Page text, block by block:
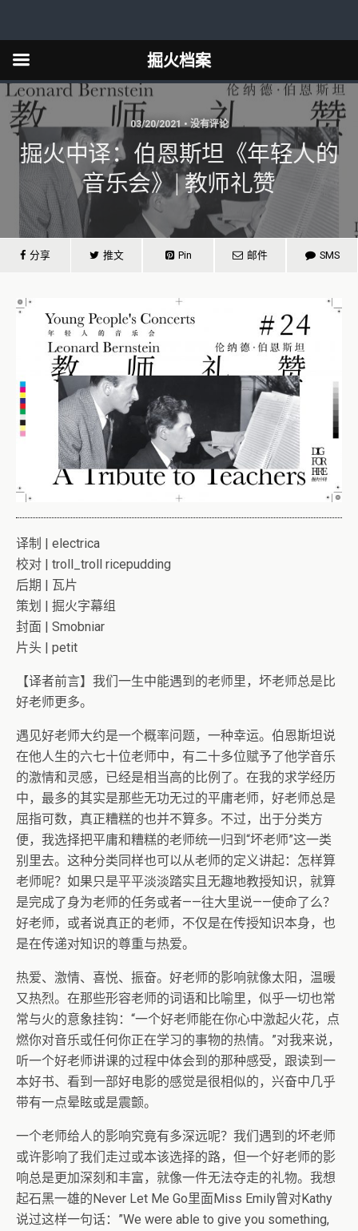
03/20/2021 • 没有评论
掘火中译：伯恩斯坦《年轻人的
音乐会》| 教师礼赞
分享 推文 Pin 邮件 SMS
译制 | electrica
校对 | troll_troll ricepudding
后期 | 瓦片
策划 | 掘火字幕组
封面 | Smobniar
片头 | petit
【译者前言】我们一生中能遇到的老师里，坏老师总是比
好老师更多。
遇见好老师大约是一个概率问题，一种幸运。伯恩斯坦说
在他人生的六七十位老师中，有二十多位赋予了他学音乐
的激情和灵感，已经是相当高的比例了。在我的求学经历
中，最多的其实是那些无功无过的平庸老师，好老师总是
屈指可数，真正糟糕的也并不算多。不过，出于分类方
便，我选择把平庸和糟糕的老师统一归到“坏老师”这一类
别里去。这种分类同样也可以从老师的定义讲起：怎样算
老师呢？如果只是平平淡淡踏实且无趣地教授知识，就算
是完成了身为老师的任务或者——往大里说——使命了么？
好老师，或者说真正的老师，不仅是在传授知识本身，也
是在传递对知识的尊重与热爱。
热爱、激情、喜悦、振奋。好老师的影响就像太阳，温暖
又热烈。在那些形容老师的词语和比喻里，似乎一切也常
常与火的意象挂钩：“一个好老师能在你心中激起火花，点
燃你对音乐或任何你正在学习的事物的热情。”对我来说，
听一个好老师讲课的过程中体会到的那种感受，跟读到一
本好书、看到一部好电影的感觉是很相似的，兴奋中几乎
带有一点晕眩或是震颤。
一个老师给人的影响究竟有多深远呢？我们遇到的坏老师
或许影响了我们走过或本该选择的路，但一个好老师的影
响总是更加深刻和丰富，就像一件无法夺走的礼物。我想
起石黑一雄的Never Let Me Go里面Miss Emily曾对Kathy
说过这样一句话：”We were able to give you something,
掘火档案